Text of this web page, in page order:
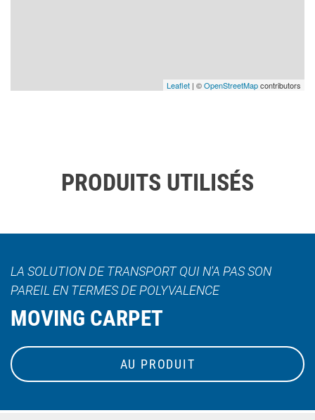
Leaflet | ©OpenStreetMapcontributors
PRODUITS UTILISÉS
LA SOLUTION DE TRANSPORT QUI N'A PAS SON
PAREIL EN TERMES DE POLYVALENCE
MOVING CARPET
AU PRODUIT